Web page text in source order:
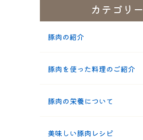
カテゴリー
豚肉の紹介
豚肉を使った料理のご紹介
豚肉の栄養について
美味しい豚肉レシピ